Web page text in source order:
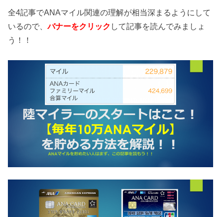
全4記事でANAマイル関連の理解が相当深まるようにして
いるので、バナーをクリック して記事を読んでみましょ
う！！